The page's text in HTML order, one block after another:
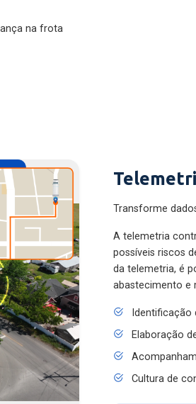
na frota
Transforme
A telemetria
possíveis riscos
da telemetria, é
abastecimento
Identificação
Elaboração
Cultura de